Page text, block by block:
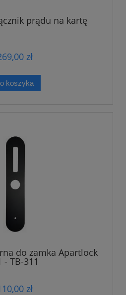
prądu na kartę
zł
koszyka
do zamka Apartlock
- TB-311
zł